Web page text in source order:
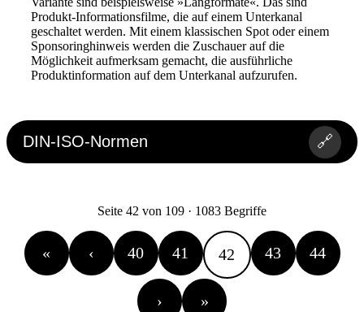
Produkt-Informationsfilme, die auf einem Unterkanal
geschaltet werden. Mit einem klassischen Spot oder einem
Sponsoringhinweis werden die Zuschauer auf die
Möglichkeit aufmerksam gemacht, die ausführliche
Produktinformation auf dem Unterkanal aufzurufen.
DIN-ISO-Normen 🔗
Seite 42 von 109 · 1083 Begriffe
« ‹ 40 41 42 43 44
› »